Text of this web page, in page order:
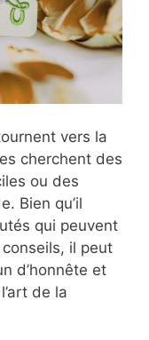
vers la
cherchent des
ou des
Bien qu’il
qui peuvent
il peut
d’honnête et
de la